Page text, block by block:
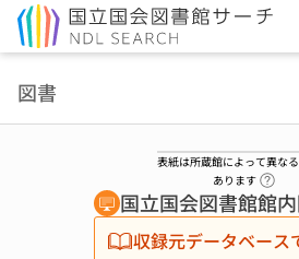
図書
表紙は所蔵館によって異な
あります
国立国会図書館館
収録元データベース